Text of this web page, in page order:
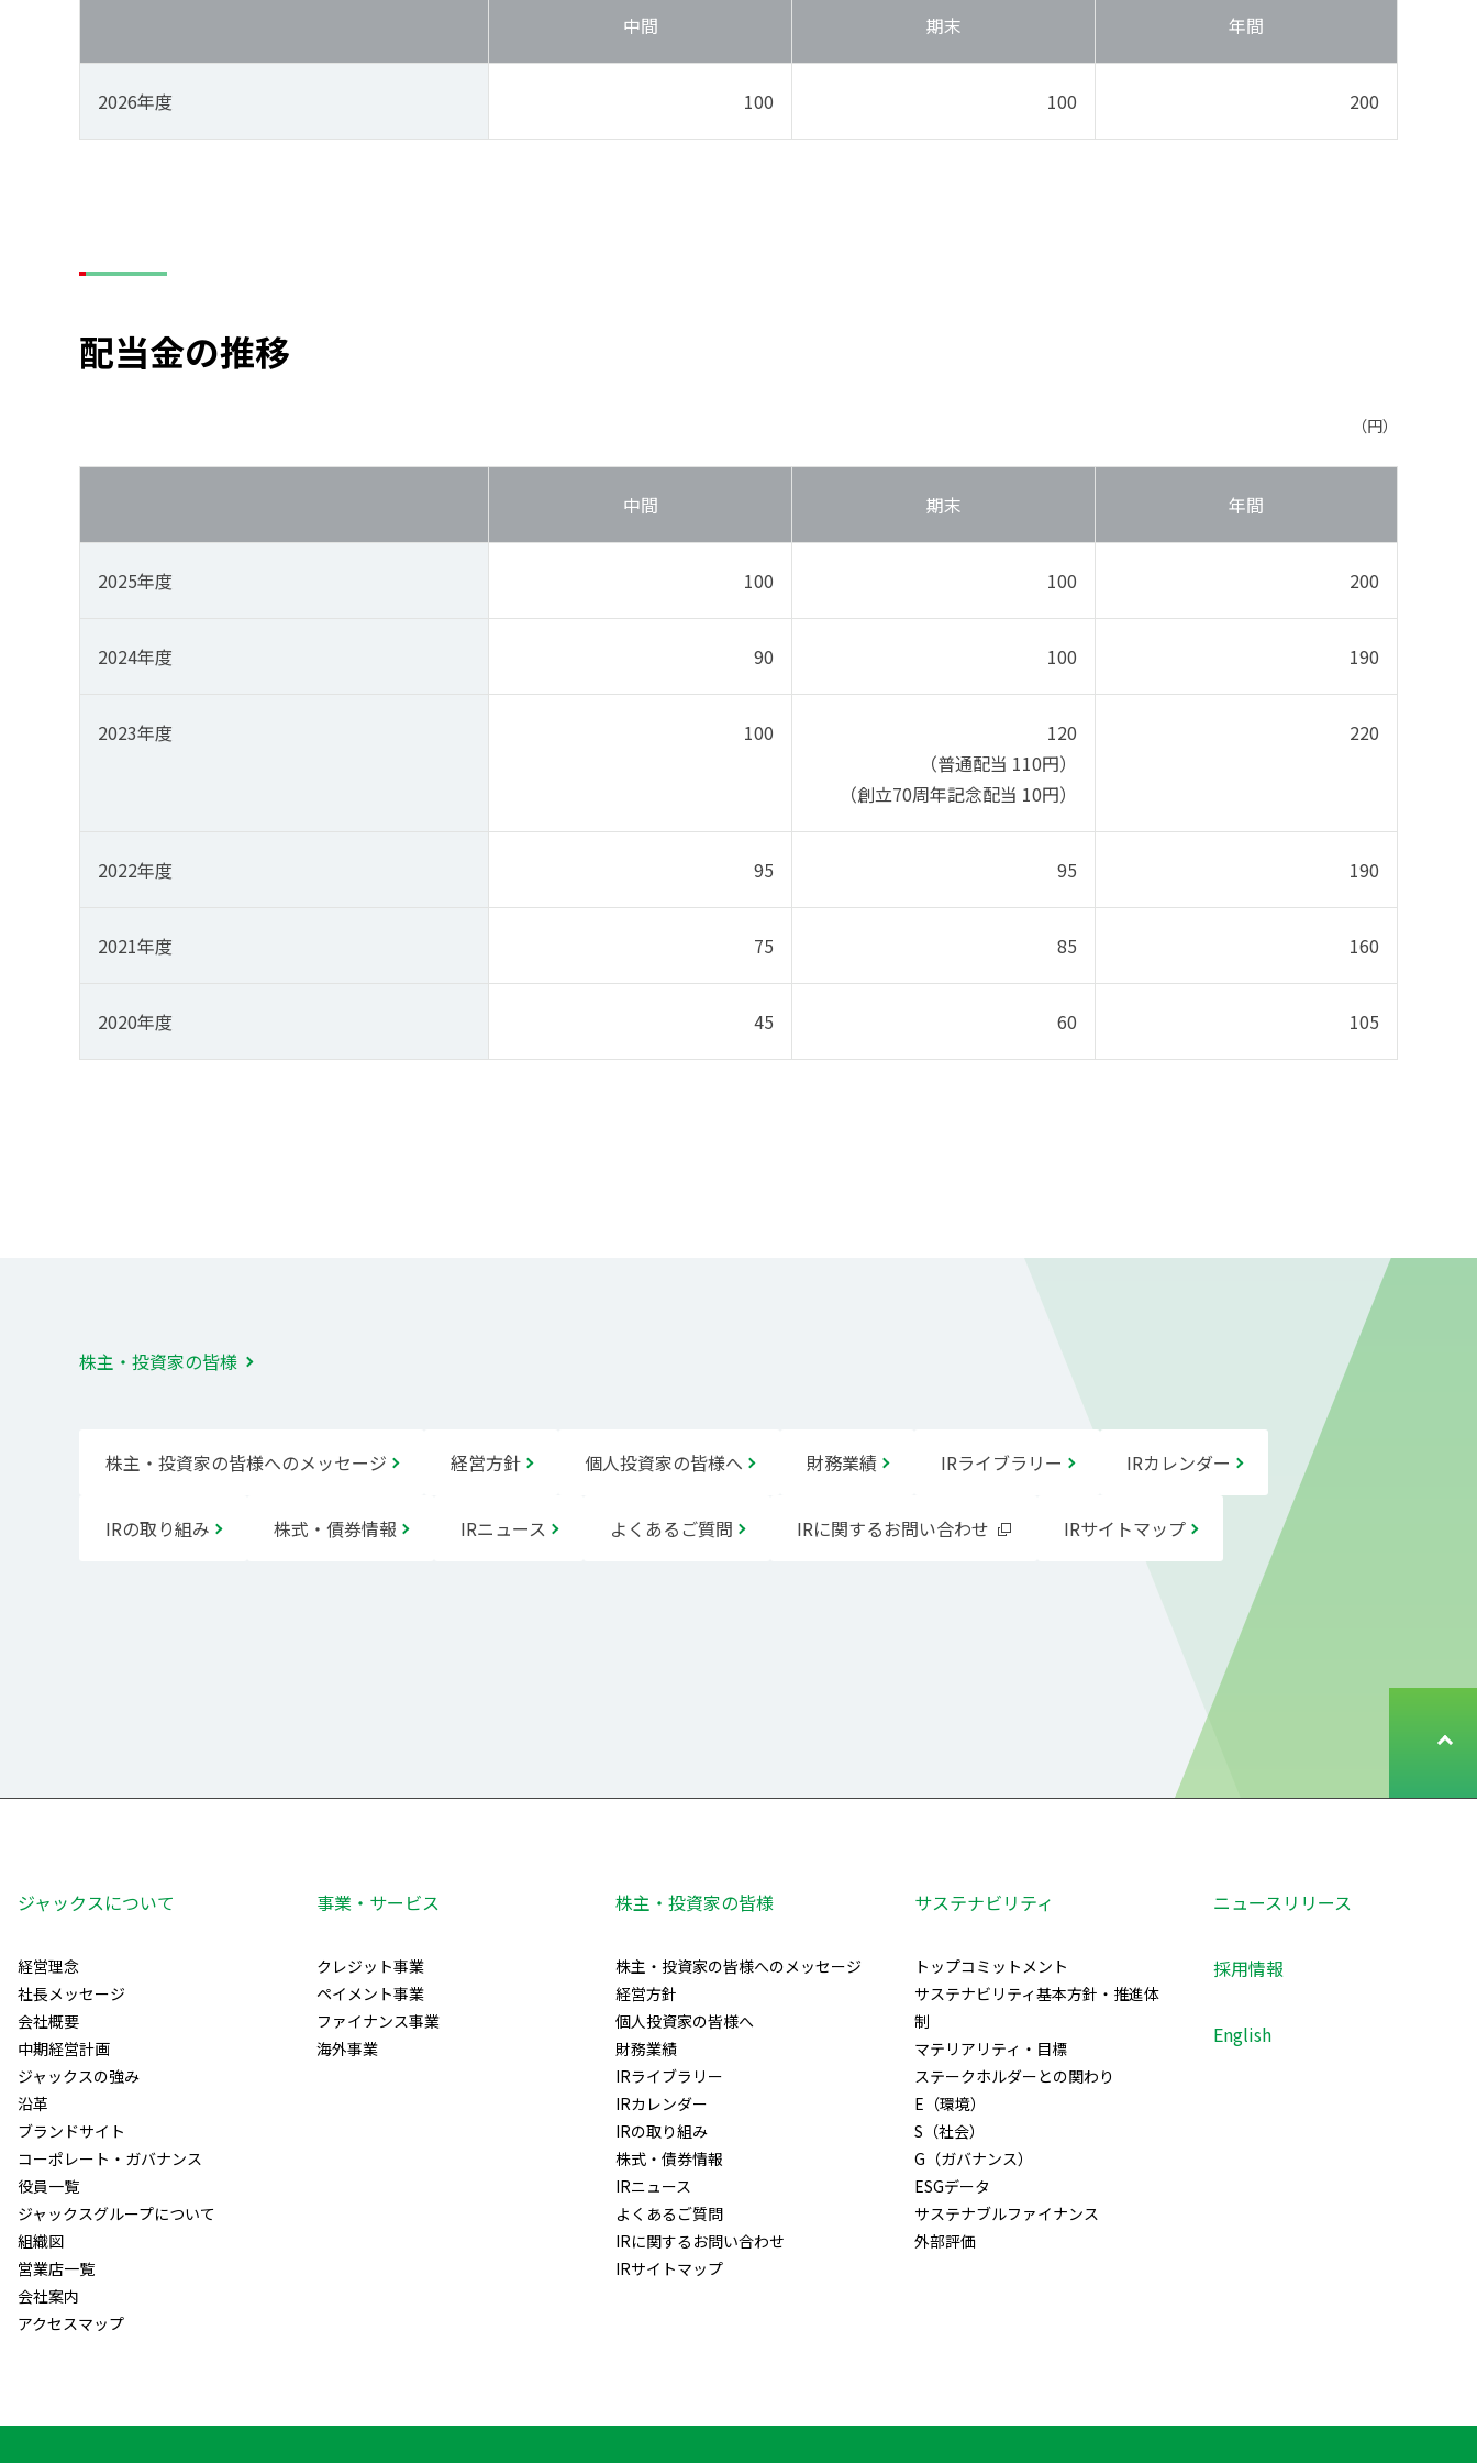
中間 期末 年間
2026年度 100 100 200
配当金の推移
（円）
中間 期末 年間
2025年度 100 100 200
2024年度 90 100 190
2023年度 100
120
（普通配当 110円）
（創立70周年記念配当 10円）
220
2022年度 95 95 190
2021年度 75 85 160
2020年度 45 60 105
株主・投資家の皆様
株主・投資家の皆様へのメッセージ 経営方針 個人投資家の皆様へ 財務業績 IRライブラリー IRカレンダー
IRの取り組み 株式・債券情報 IRニュース よくあるご質問 IRに関するお問い合わせ IRサイトマップ
ト
ジャックスについて
経営理念
社長メッセージ
会社概要
中期経営計画
ジャックスの強み
沿革
ブランドサイト
コーポレート・ガバナンス
役員一覧
ジャックスグループについて
組織図
営業店一覧
会社案内
アクセスマップ
事業・サービス
クレジット事業
ペイメント事業
ファイナンス事業
海外事業
株主・投資家の皆様
株主・投資家の皆様へのメッセージ
経営方針
個人投資家の皆様へ
財務業績
IRライブラリー
IRカレンダー
IRの取り組み
株式・債券情報
IRニュース
よくあるご質問
IRに関するお問い合わせ
IRサイトマップ
サステナビリティ
トップコミットメント
サステナビリティ基本方針・推進体
制
マテリアリティ・目標
ステークホルダーとの関わり
E（環境）
S（社会）
G（ガバナンス）
ESGデータ
サステナブルファイナンス
外部評価
ニュースリリース
採用情報
English